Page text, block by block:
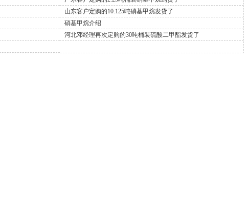
山东客户定购的10.125吨硝基甲烷发货了
硝基甲烷介绍
河北邓经理再次定购的30吨桶装硫酸二甲酯发货了